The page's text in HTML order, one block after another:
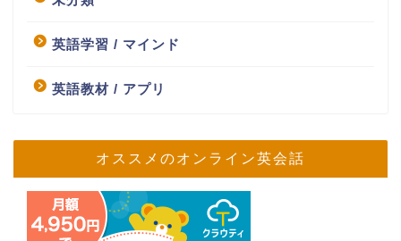
英語学習 / マインド
英語教材 / アプリ
オススメのオンライン英会話